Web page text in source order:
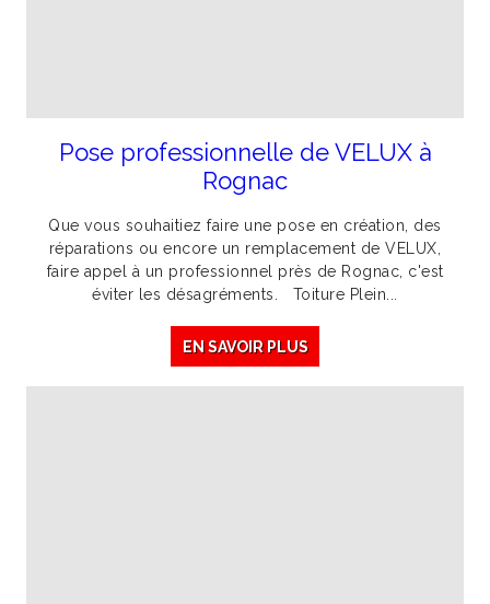
Pose professionnelle de VELUX à
Rognac
Que vous souhaitiez faire une pose en création, des
réparations ou encore un remplacement de VELUX,
faire appel à un professionnel près de Rognac, c'est
éviter les désagréments. Toiture Plein...
EN SAVOIR PLUS